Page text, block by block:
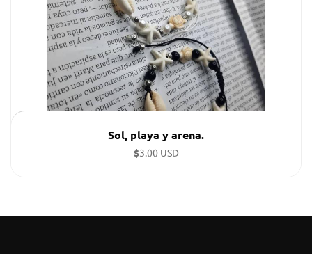
Sol, playa y arena.
$3.00 USD